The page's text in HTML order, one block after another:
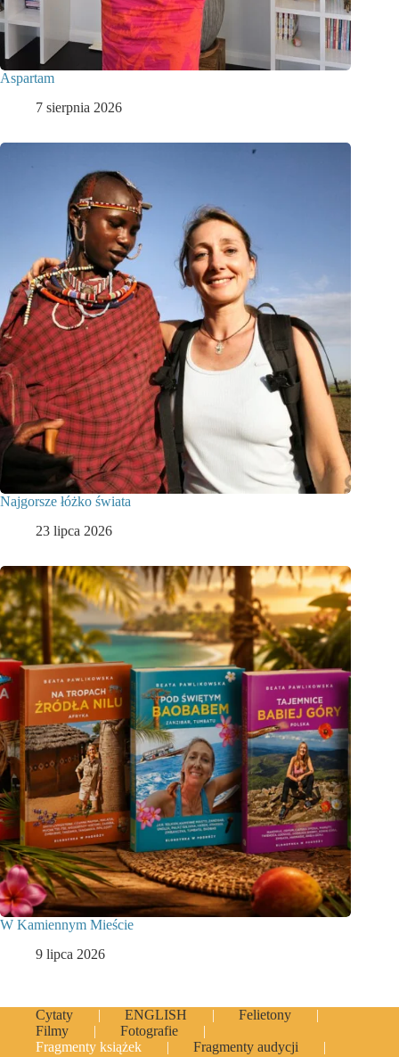
Aspartam
7 sierpnia 2026
Najgorsze łóżko świata
23 lipca 2026
W Kamiennym Mieście
9 lipca 2026
Cytaty ENGLISH
Felietony
Filmy
Fotografie
Fragmenty książek
Fragmenty audycji